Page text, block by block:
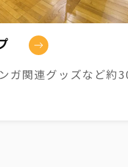
ガ関連グッズなど約